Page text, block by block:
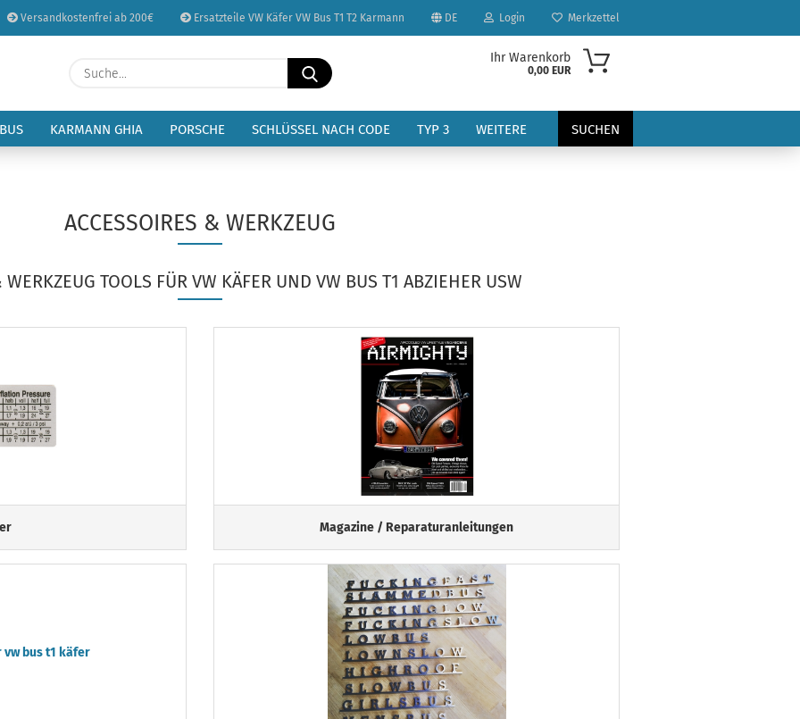
Versandkostenfrei ab 200€ Ersatzteile VW Käfer VW Bus T1 T2 Karmann DE
Sprache auswählen
Lieferland
Login Merkzettel
Suche...
Ihr Warenkorb
0,00 EUR
KARMANN GHIA PORSCHE SCHLÜSSEL NACH CODE TYP 3 SUCHEN
WEITERE
ACCESSOIRES & WERKZEUG
WERKZEUG TOOLS FÜR VW KÄFER UND VW BUS T1 ABZIEHER USW
Magazine / Reparaturanleitungen